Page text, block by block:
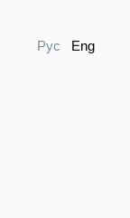
Рус Eng